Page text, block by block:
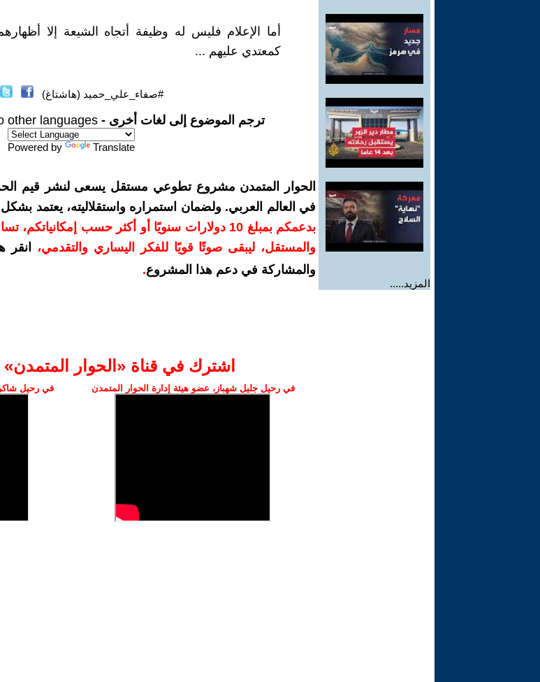
المزيد.....
أما الإعلام فليس له وظيفة أتجاه الشيعة إلا
كمعتدي عليهم ...
#صفاء_علي_حميد (هاشتاغ)
ترجم الموضوع إلى لغات أخرى - other languages
Powered by Translate
الحوار المتمدن مشروع تطوعي مستقل يسعى لنشر قيم
في العالم العربي. ولضمان استمراره واستقلاليته، يعتمد
بدعمكم بمبلغ 10 دولارات سنويًا أو أكثر حسب
والمستقل، ليبقى صوتًا قويًا للفكر اليساري والتقدمي،
انقر
والمشاركة في دعم هذا المشروع.
اشترك في قناة ‫«الحوار
في رحيل جليل شهباز، عضو هيئة إدارة الحوار المتمدن في رحيل